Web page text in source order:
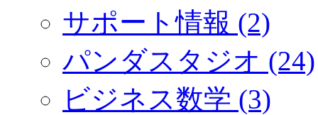
サポート情報 (2)
パンダスタジオ (24)
ビジネス数学 (3)